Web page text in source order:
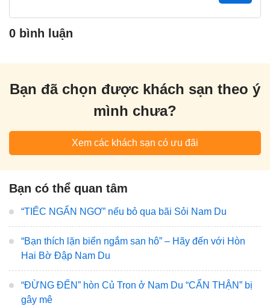
0 bình luận
Bạn đã chọn được khách sạn theo ý
mình chưa?
Xem các khách sạn có ưu đãi
Bạn có thể quan tâm
“TIẾC NGẨN NGƠ” nếu bỏ qua bãi Sỏi Nam Du
“Bạn thích lặn biển ngắm san hô” – Hãy đến với Hòn
Hai Bờ Đập Nam Du
“ĐỪNG ĐẾN” hòn Củ Tron ở Nam Du “CẨN THẬN” bị
gây mê